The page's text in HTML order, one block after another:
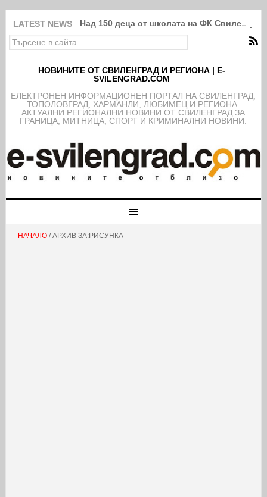
LATEST NEWS Над 150 деца от школата на ФК
НОВИНИТЕ ОТ СВИЛЕНГРАД И РЕГИОНА | E-
SVILENGRAD.COM
EЛЕКТРОНЕН ИНФОРМАЦИОНЕН ПОРТАЛ НА СВИЛЕНГРАД,
ТОПОЛОВГРАД, ХАРМАНЛИ, ЛЮБИМЕЦ И РЕГИОНА.
АКТУАЛНИ РЕГИОНАЛНИ НОВИНИ ОТ СВИЛЕНГРАД ЗА
ГРАНИЦА, МИТНИЦА, СПОРТ И КРИМИНАЛНИ НОВИНИ.
НАЧАЛО/ АРХИВ ЗА:РИСУНКА